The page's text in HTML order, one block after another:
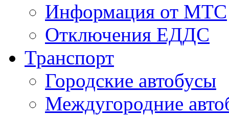
Информация от МТС
Отключения ЕДДС
Транспорт
Городские автобусы
Междугородние